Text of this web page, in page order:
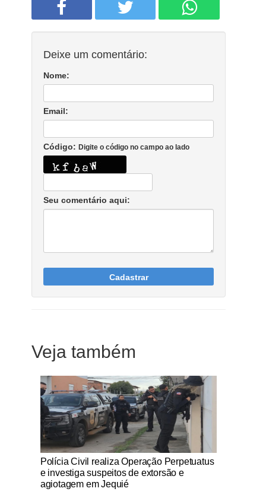
Deixe um comentário:
Nome:
Email:
Código: Digite o código no campo ao lado
Seu comentário aqui:
Cadastrar
Veja também
Notícias Católicas
Polícia Civil realiza Operação Perpetuatus
e investiga suspeitos de extorsão e
agiotagem em Jequié